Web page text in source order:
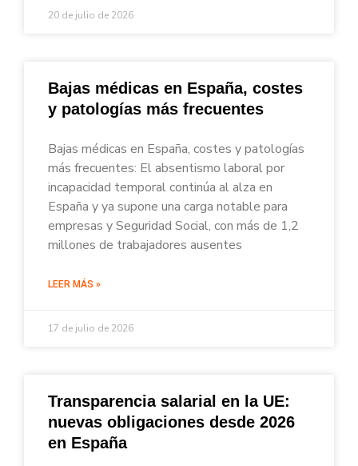
20 de julio de 2026
Bajas médicas en España, costes
y patologías más frecuentes
Bajas médicas en España, costes y patologías
más frecuentes: El absentismo laboral por
incapacidad temporal continúa al alza en
España y ya supone una carga notable para
empresas y Seguridad Social, con más de 1,2
millones de trabajadores ausentes
LEER MÁS »
17 de julio de 2026
Transparencia salarial en la UE:
nuevas obligaciones desde 2026
en España